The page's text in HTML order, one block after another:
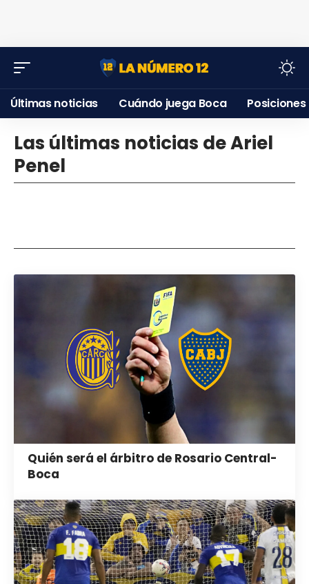
Últimas noticias Cuándo juega Boca Posiciones
Las últimas noticias de Ariel
Penel
Quién será el árbitro de Rosario Central-
Boca